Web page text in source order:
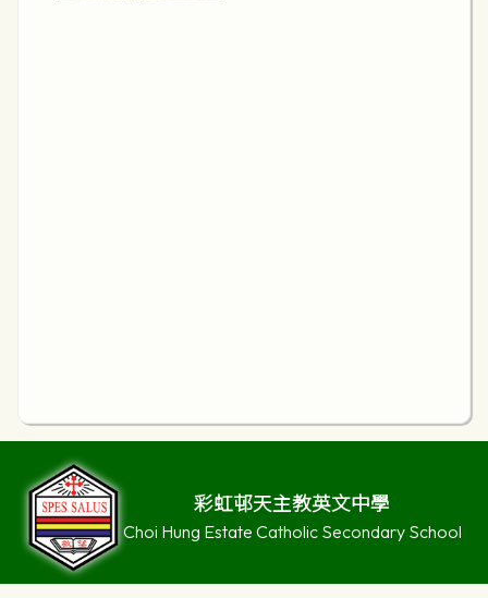
彩虹邨天主教英文中學
Choi Hung Estate Catholic Secondary School